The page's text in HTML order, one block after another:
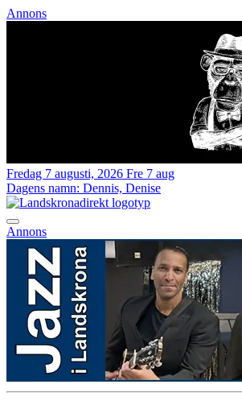
Annons
Fredag 7 augusti, 2026 Fre 7 aug
Dagens namn: Dennis, Denise
Annons